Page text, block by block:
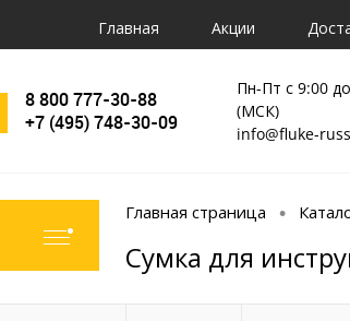
Главная Акции
8 800 777-30-88
+7 (495) 748-30-09
Пн-Пт с 9:00
(МСК)
info@fluke-
Главная страница •
Сумка для